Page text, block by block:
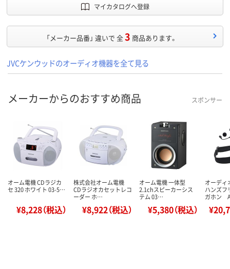
マイカタログへ登録
「メーカー品番」 違いで 全3 商品あります。
JVCケンウッドのオーディオ機器を全て見る
メーカーからのおすすめ商品 スポンサー
オーム電機 CDラジカ
セ 320 ホワイト 03-5…
¥8,228（税込）
株式会社オーム電機
CDラジオカセットレコ
ーダー ホ…
¥8,922（税込）
オーム電機 一体型
2.1chスピーカーシス
テム 03…
¥5,380（税込）
オーデ
ハンズフ
ガホン